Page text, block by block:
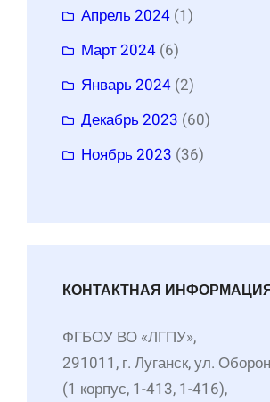
Апрель 2024 (1)
Март 2024 (6)
Январь 2024 (2)
Декабрь 2023 (60)
Ноябрь 2023 (36)
КОНТАКТНАЯ
ФГБОУ ВО «ЛГПУ»,
291011, г. Луганск, ул.
(1 корпус, 1-413, 1-416),